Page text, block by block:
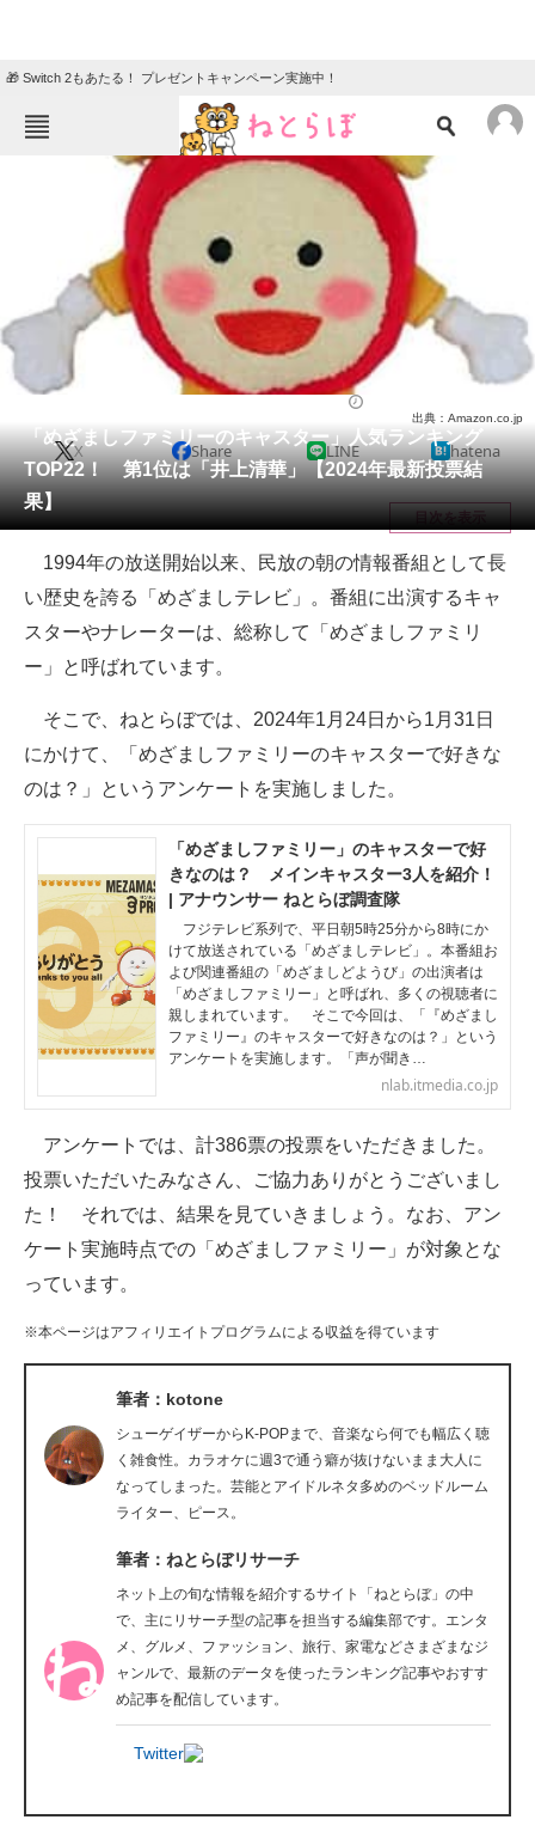
🎁 Switch 2もあたる！ プレゼントキャンペーン実施中！
ねとらぼメニュー
クイズ
地域
教育・育児
動物 リサーチ
会員記事
メディア
注目記事を集めた総合ページ
ITの今と未来を見通す
スマホと通信の最新トレンド
ビジネスと働き方のヒント
AI活用のいまが分かる
企業ITのトレンドを詳説
経営リーダーのコミュニティ
マーケ×ITの今がよく分かる
ITエンジニア向け専門サイト
企業向けIT製品の総合サイト
IT製品の技術・比較・事例
製造業のIT導入・活用を支援
モノづくり技術者専門サイト
エネルギーの専門メディア
建設×テクノロジーの最前線
ちょっと気になるネットの話題
「めざましファミリーのキャスター」人気ランキング
TOP22！ 第1位は「井上清華」【2024年最新投票結
果】
出典：Amazon.co.jp
X Share LINE hatena
目次を表示
1994年の放送開始以来、民放の朝の情報番組として長
い歴史を誇る「めざましテレビ」。番組に出演するキャ
スターやナレーターは、総称して「めざましファミリ
ー」と呼ばれています。
そこで、ねとらぼでは、2024年1月24日から1月31日
にかけて、「めざましファミリーのキャスターで好きな
のは？」というアンケートを実施しました。
「めざましファミリー」のキャスターで好
きなのは？ メインキャスター3人を紹介！
| アナウンサー ねとらぼ調査隊
フジテレビ系列で、平日朝5時25分から8時にか
けて放送されている「めざましテレビ」。本番組お
よび関連番組の「めざましどようび」の出演者は
「めざましファミリー」と呼ばれ、多くの視聴者に
親しまれています。 そこで今回は、「『めざまし
ファミリー』のキャスターで好きなのは？」という
アンケートを実施します。「声が聞き…
nlab.itmedia.co.jp
アンケートでは、計386票の投票をいただきました。
投票いただいたみなさん、ご協力ありがとうございまし
た！ それでは、結果を見ていきましょう。なお、アン
ケート実施時点での「めざましファミリー」が対象とな
っています。
※本ページはアフィリエイトプログラムによる収益を得ています
筆者：kotone
シューゲイザーからK-POPまで、音楽なら何でも幅広く聴
く雑食性。カラオケに週3で通う癖が抜けないまま大人に
なってしまった。芸能とアイドルネタ多めのベッドルーム
ライター、ピース。
筆者：ねとらぼリサーチ
ネット上の旬な情報を紹介するサイト「ねとらぼ」の中
で、主にリサーチ型の記事を担当する編集部です。エンタ
メ、グルメ、ファッション、旅行、家電などさまざまなジ
ャンルで、最新のデータを使ったランキング記事やおすす
め記事を配信しています。
Twitter